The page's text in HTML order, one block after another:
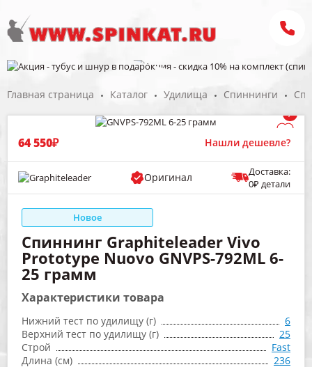
Главная страница Каталог Удилища Спиннинги
/
64 550₽ Нашли дешевле?
Оригинал
Доставка:
0₽ детали
Новое
Спиннинг Graphiteleader Vivo
Prototype Nuovo GNVPS-792ML 6-
25 грамм
Характеристики товара
Нижний тест по удилищу (г)
6
Верхний тест по удилищу (г)
25
Строй
Fast
Длина (см)
236